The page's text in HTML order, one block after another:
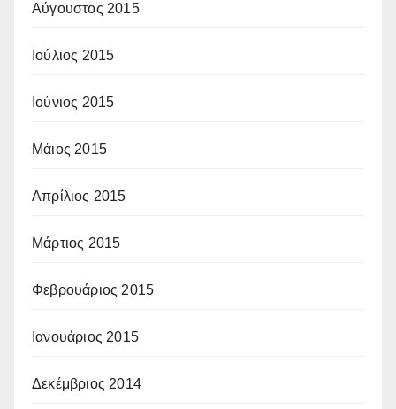
Αύγουστος 2015
Ιούλιος 2015
Ιούνιος 2015
Μάιος 2015
Απρίλιος 2015
Μάρτιος 2015
Φεβρουάριος 2015
Ιανουάριος 2015
Δεκέμβριος 2014